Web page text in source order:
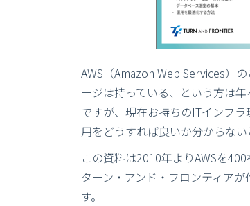
AWS（Amazon Web Services）
ージは持っている、という方は年
ですが、現在お持ちのITインフ
用をどうすれば良いか分からな
この資料は2010年よりAWSを
ターン・アンド・フロンティア
す。